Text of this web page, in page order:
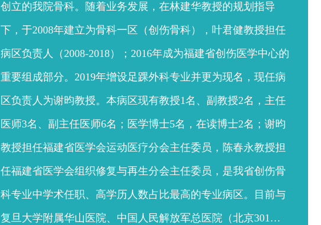
创立的我院骨科。随着业务发展，在林建华教授的规划指导
下，于2008年建立为骨科一区（创伤骨科），叶君健教授担任
病区负责人（2008-2018）；2016年成为福建省创伤医学中心的
重要组成部分。2019年增设足踝外科专业并更为现名，现任病
区负责人为谢昀教授。本病区现有教授1名、副教授2名，主任
医师3名、副主任医师6名；医学博士5名，在读博士2名；谢昀
教授担任福建省医学会运动医疗分会主任委员，陈春永教授担
任福建省医学会组织修复与再生分会主任委员，是我省创伤骨
科专业中学术任职、高学历人数占比最高的专业病区。目前与
复旦大学附属华山医院、中国人民解放军总医院（北京301医